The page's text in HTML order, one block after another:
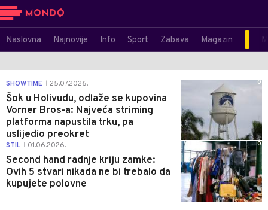
Naslovna Najnovije Info Sport Zabava Magazin
SHOWTIME 25.07.2026.
Šok u Holivudu, odlaže se kupovina
Vorner Bros-a: Najveća striming
platforma napustila trku, pa
uslijedio preokret
0
STIL 01.06.2026.
Second hand radnje kriju zamke:
Ovih 5 stvari nikada ne bi trebalo da
kupujete polovne
0